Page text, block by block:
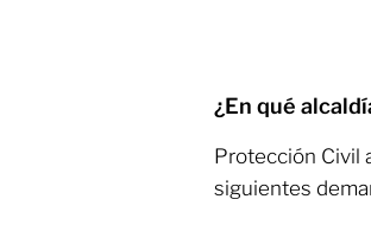
¿En qué
Protección Civil
siguientes